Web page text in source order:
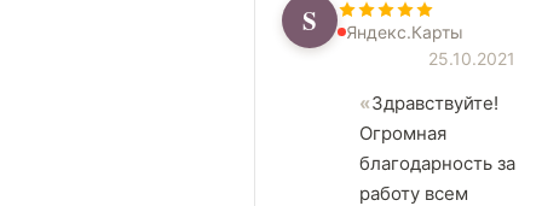
S
Яндекс.Карты
25.10.2021
Здравствуйте!
Огромная
благодарность за
работу всем